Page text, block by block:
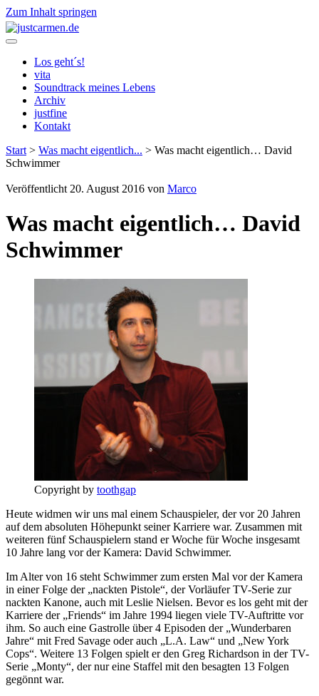
Zum Inhalt springen
justcarmen.de
Los geht´s!
vita
Soundtrack meines Lebens
Archiv
justfine
Kontakt
Start > Was macht eigentlich... > Was macht eigentlich… David
Schwimmer
Veröffentlicht 20. August 2016 von Marco
Was macht eigentlich… David
Schwimmer
Copyright by toothgap
Heute widmen wir uns mal einem Schauspieler, der vor 20 Jahren
auf dem absoluten Höhepunkt seiner Karriere war. Zusammen mit
weiteren fünf Schauspielern stand er Woche für Woche insgesamt
10 Jahre lang vor der Kamera: David Schwimmer.
Im Alter von 16 steht Schwimmer zum ersten Mal vor der Kamera
in einer Folge der „nackten Pistole“, der Vorläufer TV-Serie zur
nackten Kanone, auch mit Leslie Nielsen. Bevor es los geht mit der
Karriere der „Friends“ im Jahre 1994 liegen viele TV-Auftritte vor
ihm. So auch eine Gastrolle über 4 Episoden der „Wunderbaren
Jahre“ mit Fred Savage oder auch „L.A. Law“ und „New York
Cops“. Weitere 13 Folgen spielt er den Greg Richardson in der TV-
Serie „Monty“, der nur eine Staffel mit den besagten 13 Folgen
gegönnt war.